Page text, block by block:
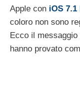
Apple con iOS 7.1
coloro non sono
Ecco il
hanno provato